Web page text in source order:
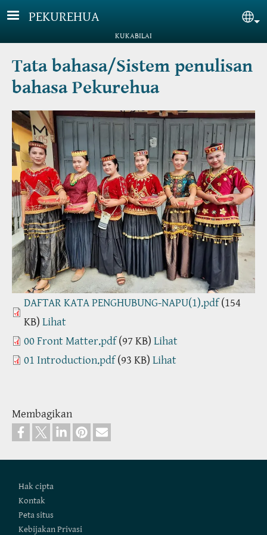
Lompat ke isi utama
PEKUREHUA
KUKABILAI
Tata bahasa/Sistem penulisan
bahasa Pekurehua
DAFTAR KATA PENGHUBUNG-NAPU(1).pdf(154
KB) Lihat
00 Front Matter.pdf(97 KB) Lihat
01 Introduction.pdf(93 KB) Lihat
Membagikan
Hak cipta
Kontak
Peta situs
Kebijakan Privasi